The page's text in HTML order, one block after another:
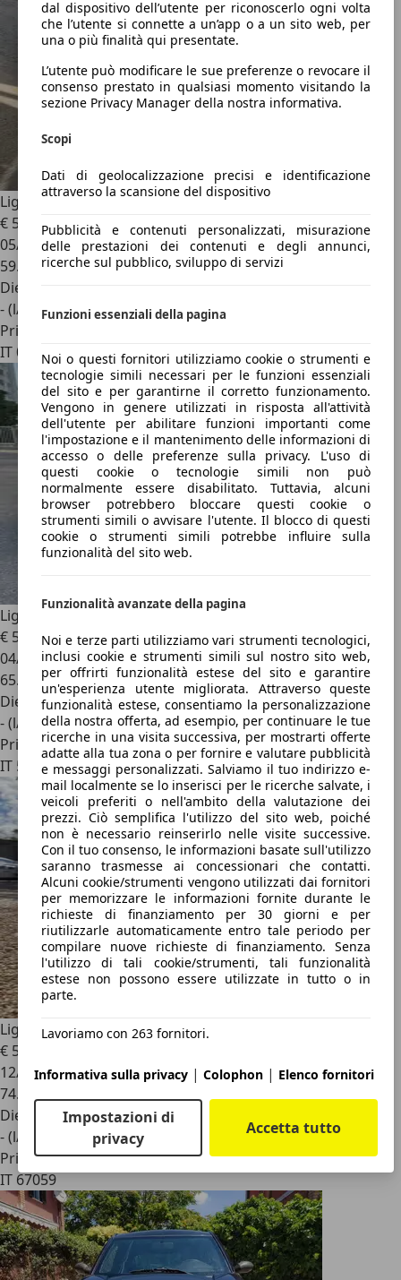
dal dispositivo dell’utente per riconoscerlo ogni volta
che l’utente si connette a un’app o a un sito web, per
una o più finalità qui presentate.
L’utente può modificare le sue preferenze o revocare il
consenso prestato in qualsiasi momento visitando la
sezione Privacy Manager della nostra informativa.
Scopi
Dati di geolocalizzazione precisi e identificazione
attraverso la scansione del dispositivo
Pubblicità e contenuti personalizzati, misurazione
delle prestazioni dei contenuti e degli annunci,
ricerche sul pubblico, sviluppo di servizi
Funzioni essenziali della pagina
Noi o questi fornitori utilizziamo cookie o strumenti e
tecnologie simili necessari per le funzioni essenziali
del sito e per garantirne il corretto funzionamento.
Vengono in genere utilizzati in risposta all'attività
dell'utente per abilitare funzioni importanti come
l'impostazione e il mantenimento delle informazioni di
accesso o delle preferenze sulla privacy. L'uso di
questi cookie o tecnologie simili non può
normalmente essere disabilitato. Tuttavia, alcuni
browser potrebbero bloccare questi cookie o
strumenti simili o avvisare l'utente. Il blocco di questi
cookie o strumenti simili potrebbe influire sulla
funzionalità del sito web.
Funzionalità avanzate della pagina
Noi e terze parti utilizziamo vari strumenti tecnologici,
inclusi cookie e strumenti simili sul nostro sito web,
per offrirti funzionalità estese del sito e garantire
un'esperienza utente migliorata. Attraverso queste
funzionalità estese, consentiamo la personalizzazione
della nostra offerta, ad esempio, per continuare le tue
ricerche in una visita successiva, per mostrarti offerte
adatte alla tua zona o per fornire e valutare pubblicità
e messaggi personalizzati. Salviamo il tuo indirizzo e-
mail localmente se lo inserisci per le ricerche salvate, i
veicoli preferiti o nell'ambito della valutazione dei
prezzi. Ciò semplifica l'utilizzo del sito web, poiché
non è necessario reinserirlo nelle visite successive.
Con il tuo consenso, le informazioni basate sull'utilizzo
saranno trasmesse ai concessionari che contatti.
Alcuni cookie/strumenti vengono utilizzati dai fornitori
per memorizzare le informazioni fornite durante le
richieste di finanziamento per 30 giorni e per
riutilizzarle automaticamente entro tale periodo per
compilare nuove richieste di finanziamento. Senza
l'utilizzo di tali cookie/strumenti, tali funzionalità
estese non possono essere utilizzate in tutto o in
parte.
Lavoriamo con 263 fornitori.
Informativa sulla privacy | Colophon | Elenco fornitori
Impostazioni di
privacy
Accetta tutto
Ligier JS 50
€ 5.000
05/2017
59.400 km
Diesel
- (l/100 km)
Privato
IT 00047
Ligier JS 50
€ 5.000
04/2021
65.000 km
Diesel
- (l/100 km)
Privato
IT 59011
Ligier JS 50blueline
€ 5.400
12/2016
74.283 km
Diesel
- (l/100 km)
Privato
IT 67059